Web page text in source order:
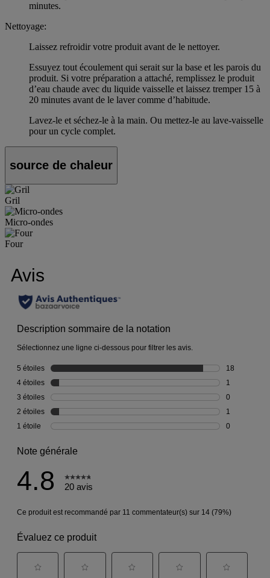
minutes.
Nettoyage:
Laissez refroidir votre produit avant de le nettoyer.
Essuyez tout écoulement qui serait sur la base et les parois du
produit. Si votre préparation a attaché, remplissez le produit
d’eau chaude avec du liquide vaisselle et laissez tremper 15 à
20 minutes avant de le laver comme d’habitude.
Lavez-le et séchez-le à la main. Ou mettez-le au lave-vaisselle
pour un cycle complet.
source de chaleur
Gril
Micro-ondes
Four